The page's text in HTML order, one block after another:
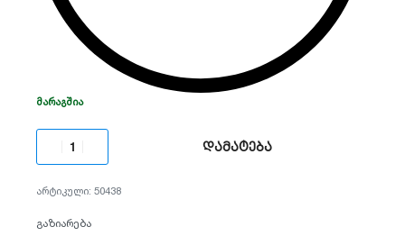
ᲛᲐᲠᲐᲒᲨᲘᲐ
დამატება
50438
გაზიარება